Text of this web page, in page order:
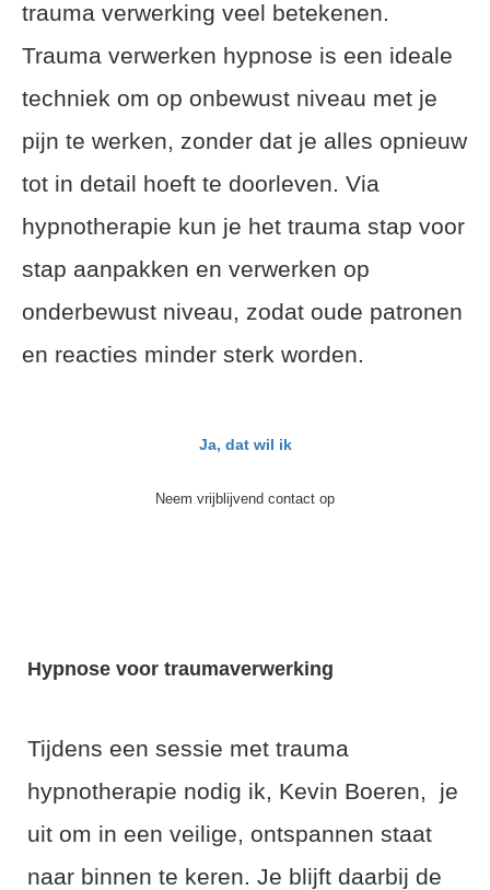
trauma verwerking veel betekenen.
Trauma verwerken hypnose is een ideale
techniek om op onbewust niveau met je
pijn te werken, zonder dat je alles opnieuw
tot in detail hoeft te doorleven. Via
hypnotherapie kun je het trauma stap voor
stap aanpakken en verwerken op
onderbewust niveau, zodat oude patronen
en reacties minder sterk worden.
Ja, dat wil ik
Neem vrijblijvend contact op
Hypnose voor traumaverwerking
Tijdens een sessie met trauma
hypnotherapie nodig ik, Kevin Boeren, je
uit om in een veilige, ontspannen staat
naar binnen te keren. Je blijft daarbij de